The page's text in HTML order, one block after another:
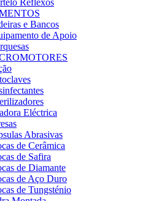
Reflexos
e Bancos
de Apoio
Eléctrica
Abrasivas
de Cerâmica
de Safira
de Diamante
de Aço Duro
de Tungsténio